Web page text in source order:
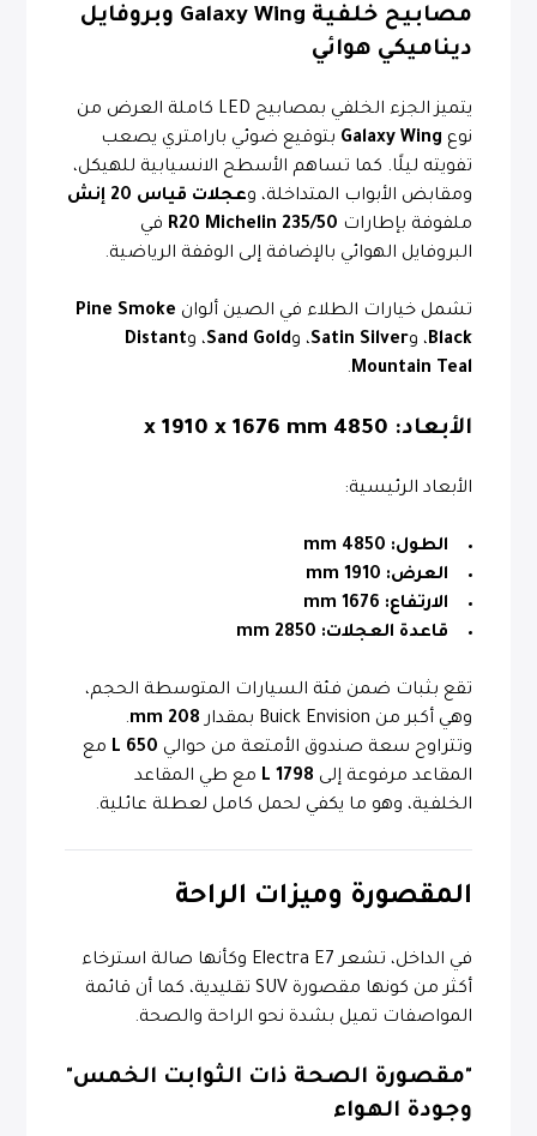
مصابيح خلفية Galaxy Wing وبروفايل
ديناميكي هوائي
يتميز الجزء الخلفي بمصابيح LED كاملة العرض من
نوع Galaxy Wing بتوقيع ضوئي بارامتري يصعب
تفويته ليلًا. كما تساهم الأسطح الانسيابية للهيكل،
ومقابض الأبواب المتداخلة، وعجلات قياس 20 إنش
ملفوفة بإطارات 235/50 R20 Michelin
في
البروفايل الهوائي بالإضافة إلى الوقفة الرياضية.
تشمل خيارات الطلاء في الصين ألوان Pine Smoke
Black، وSatin Silver، وSand Gold، وDistant
Mountain Teal
.
الأبعاد: 4850 x 1910 x 1676 mm
الأبعاد الرئيسية:
الطول: 4850 mm
العرض: 1910 mm
الارتفاع: 1676 mm
قاعدة العجلات: 2850 mm
تقع بثبات ضمن فئة السيارات المتوسطة الحجم،
وهي أكبر من Buick Envision بمقدار
208 mm
.
وتتراوح سعة صندوق الأمتعة من حوالي 650 L
مع
المقاعد مرفوعة إلى 1798 L
مع طي المقاعد
الخلفية، وهو ما يكفي لحمل كامل لعطلة عائلية.
المقصورة وميزات الراحة
في الداخل، تشعر Electra E7 وكأنها صالة استرخاء
أكثر من كونها مقصورة SUV تقليدية، كما أن قائمة
المواصفات تميل بشدة نحو الراحة والصحة.
"مقصورة الصحة ذات الثوابت الخمس"
وجودة الهواء